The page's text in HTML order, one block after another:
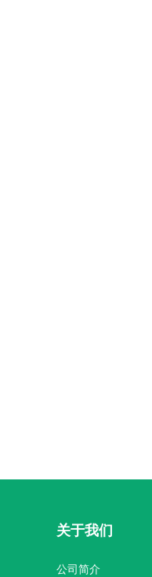
关于我们
公司简介